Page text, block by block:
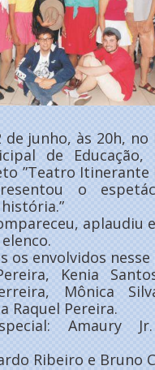
de junho, às 20h, no
de Educação,
”Teatro Itinerante
o
aplaudiu
os envolvidos
Kenia
Mônica
Raquel Pereira.
Amaury
Ribeiro e Bruno